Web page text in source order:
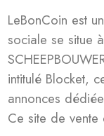
LeBonCoin est
sociale se situe
intitulé Blocket,
annonces
Ce site de